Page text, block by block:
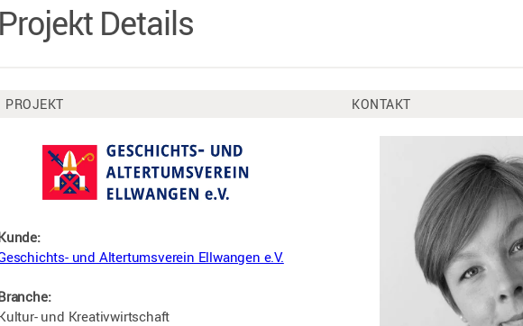
Projekt Details
PROJEKT
und Altertumsverein Ellwangen e.V.
und Kreativwirtschaft
KONTAKT